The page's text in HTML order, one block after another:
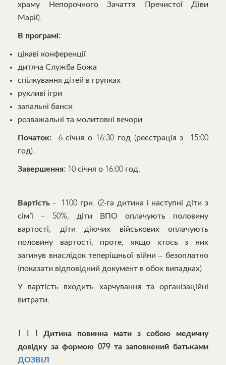
храму Непорочного Зачаття Пречистої Діви
Марії).
В програмі:
цікаві конференції
дитяча Служба Божа
спілкування дітей в групках
рухливі ігри
запальні банси
розважальні та молитовні вечори
Початок: 6 січня о 16:30 год (реєстрація з 15:00
год).
Завершення: 10 січня о 16:00 год.
Вартість - 1100 грн. (2-га дитина і наступні діти з
сім'ї – 50%, діти ВПО оплачують половину
вартості, діти діючих військових оплачують
половину вартості, проте, якщо хтось з них
загинув внаслідок теперішньої війни – безоплатно
(показати відповідний документ в обох випадках)
У вартість входить харчування та організаційні
витрати.
! ! ! Дитина повинна мати з собою медичну
довідку за формою 079 та заповнений батьками
ДОЗВІЛ